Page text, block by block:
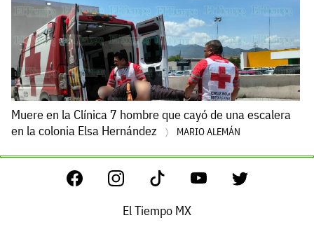
Muere en la Clínica 7 hombre que cayó de una escalera
en la colonia Elsa Hernández
MARIO ALEMÁN
El Tiempo MX